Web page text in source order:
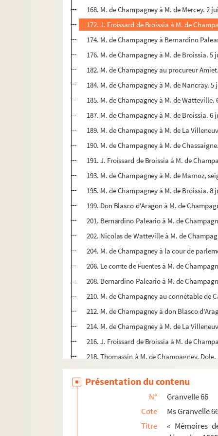
168. M. de Champagney à M. de Mercey. 2
172. J. Froissard de Broissia à M. de
174. M. de Champagney à Bernardino
176. M. de Champagney à M. de Broissia. 5
182. M. de Champagney au procureur
184. M. de Champagney à M. de Nancray. 5
185. M. de Champagney à M. de Watteville.
187. M. de Champagney à M. de Broissia. 6
189. M. de Champagney à M. de La
190. M. de Champagney à M. de
191. J. Froissard de Broissia à M. de
193. M. de Champagney à M. de Marnoz,
195. M. de Champagney à M. de Broissia. 8
199. Don Blasco d'Aragon à M. de
201. Bernardino Paleario à M. de
202. Nicolas de Watteville à M. de
204. M. de Champagney à la cour de
206. Le comte de Fuentes à M. de
208. Bernardino Paleario à M. de
210. M. de Champagney au connétable de
212. M. de Champagney à don Blasco
214. M. de Champagney à M. de La
216. J. Froissard de Broissia à M. de
218. Thomassin à M. de Champagney. Dole,
220. M. de Champagney à Bernard
222. M. de Champagney à M. de Vaudrey.
223. Bernard Paleario à M. de
225. M. de Champagney au comte de
227. M. de Champagney à M. de Vaudrey.
Présentation du contenu
N°
Granvelle 66
Cote
Ms Granvelle
Titre
« Mémoires